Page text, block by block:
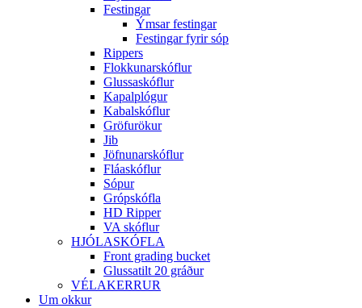
Festingar
Ýmsar festingar
Festingar fyrir sóp
Rippers
Flokkunarskóflur
Glussaskóflur
Kapalplógur
Kabalskóflur
Gröfurökur
Jib
Jöfnunarskóflur
Fláaskóflur
Sópur
Grópskófla
HD Ripper
VA skóflur
HJÓLASKÓFLA
Front grading bucket
Glussatilt 20 gráður
VÉLAKERRUR
Um okkur